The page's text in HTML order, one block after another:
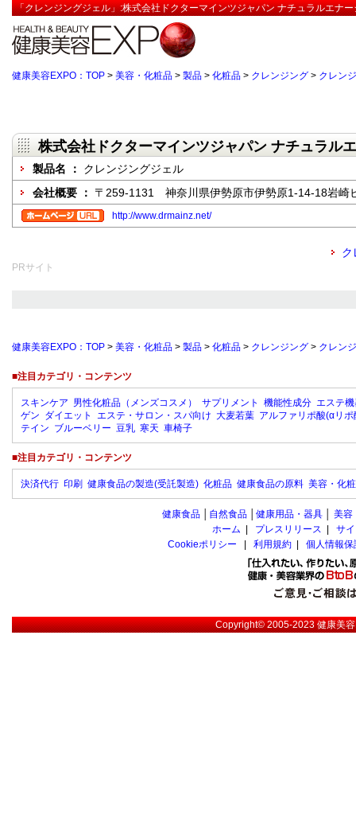
「クレンジングジェル」:株式会社ドクターマインツジャパン ナチュラルエナ
健康美容EXPO：TOP > 美容・化粧品 > 製品 > 化粧品 > クレンジング > クレン
株式会社ドクターマインツジャパン ナチュラル
製品名 ： クレンジングジェル
会社概要 ： 〒259-1131 神奈川県伊勢原市伊勢原1-14-18岩崎
http://www.drmainz.net/
ク
PRサイト
健康美容EXPO：TOP > 美容・化粧品 > 製品 > 化粧品 > クレンジング > クレン
■注目カテゴリ・コンテンツ
スキンケア 男性化粧品（メンズコスメ） サプリメント 機能性成分 エステ
ゲン ダイエット エステ・サロン・スパ向け 大麦若葉 アルファリポ酸(αリポ
テイン ブルーベリー 豆乳 寒天 車椅子
■注目カテゴリ・コンテンツ
決済代行 印刷 健康食品の製造(受託製造) 化粧品 健康食品の原料 美容・化
健康食品 自然食品 健康用品・器具 美容
ホーム
プレスリリース
サ
Cookieポリシー
利用規約 個人情報
Copyright© 2005-2023健康美